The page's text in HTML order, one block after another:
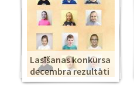
Lasīšanas konkursa
decembra rezultāti